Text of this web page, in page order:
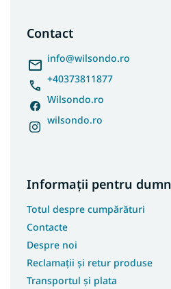
Contact
info@wilsondo.ro
+40373811877
Wilsondo.ro
wilsondo.ro
Informații pentru
Totul despre cumpărături
Contacte
Despre noi
Reclamații și retur produse
Transportul și plata